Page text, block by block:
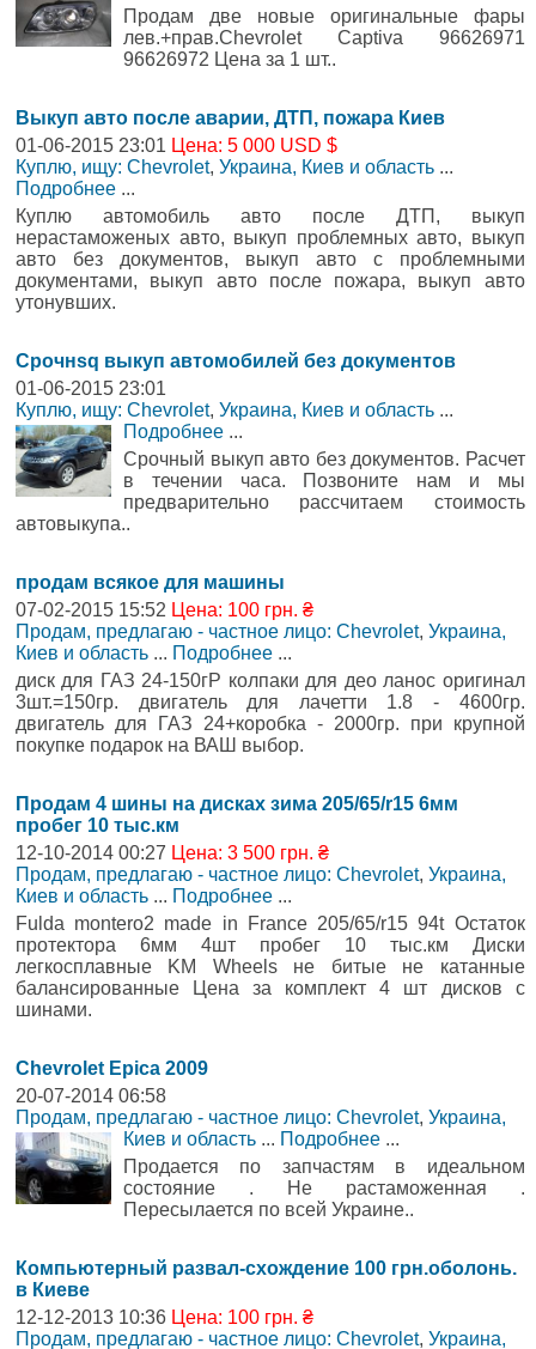
Продам две новые оригинальные фары
лев.+прав.Chevrolet Captiva 96626971
96626972 Цена за 1 шт..
Выкуп авто после аварии, ДТП, пожара Киев
01-06-2015 23:01 Цена: 5 000 USD $
Куплю, ищу: Chevrolet, Украина, Киев и область ...
Подробнее ...
Куплю автомобиль авто после ДТП, выкуп
нерастаможеных авто, выкуп проблемных авто, выкуп
авто без документов, выкуп авто с проблемными
документами, выкуп авто после пожара, выкуп авто
утонувших.
Срочнsq выкуп автомобилей без документов
01-06-2015 23:01
Куплю, ищу: Chevrolet, Украина, Киев и область ...
Подробнее ...
Срочный выкуп авто без документов. Расчет
в течении часа. Позвоните нам и мы
предварительно рассчитаем стоимость
автовыкупа..
продам всякое для машины
07-02-2015 15:52 Цена: 100 грн. ₴
Продам, предлагаю - частное лицо: Chevrolet, Украина,
Киев и область ... Подробнее ...
диск для ГАЗ 24-150гР колпаки для део ланос оригинал
3шт.=150гр. двигатель для лачетти 1.8 - 4600гр.
двигатель для ГАЗ 24+коробка - 2000гр. при крупной
покупке подарок на ВАШ выбор.
Продам 4 шины на дисках зима 205/65/r15 6мм
пробег 10 тыс.км
12-10-2014 00:27 Цена: 3 500 грн. ₴
Продам, предлагаю - частное лицо: Chevrolet, Украина,
Киев и область ... Подробнее ...
Fulda montero2 made in France 205/65/r15 94t Остаток
протектора 6мм 4шт пробег 10 тыс.км Диски
легкосплавные KM Wheels не битые не катанные
балансированные Цена за комплект 4 шт дисков с
шинами.
Chevrolet Epica 2009
20-07-2014 06:58
Продам, предлагаю - частное лицо: Chevrolet, Украина,
Киев и область ... Подробнее ...
Продается по запчастям в идеальном
состояние . Не растаможенная .
Пересылается по всей Украине..
Компьютерный развал-схождение 100 грн.оболонь.
в Киеве
12-12-2013 10:36 Цена: 100 грн. ₴
Продам, предлагаю - частное лицо: Chevrolet, Украина,